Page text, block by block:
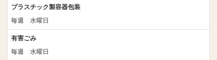
プラスチック製容器包装
毎週 水曜日
有害ごみ
毎週 水曜日